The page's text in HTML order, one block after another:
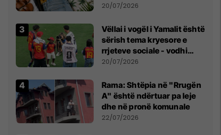
20/07/2026
Vëllai i vogël i Yamalit është
sërish tema kryesore e
rrjeteve sociale - vodhi
vëmendjen pas finales së
20/07/2026
Rama: Shtëpia në "Rrugën
A" është ndërtuar pa leje
dhe në pronë komunale
22/07/2026